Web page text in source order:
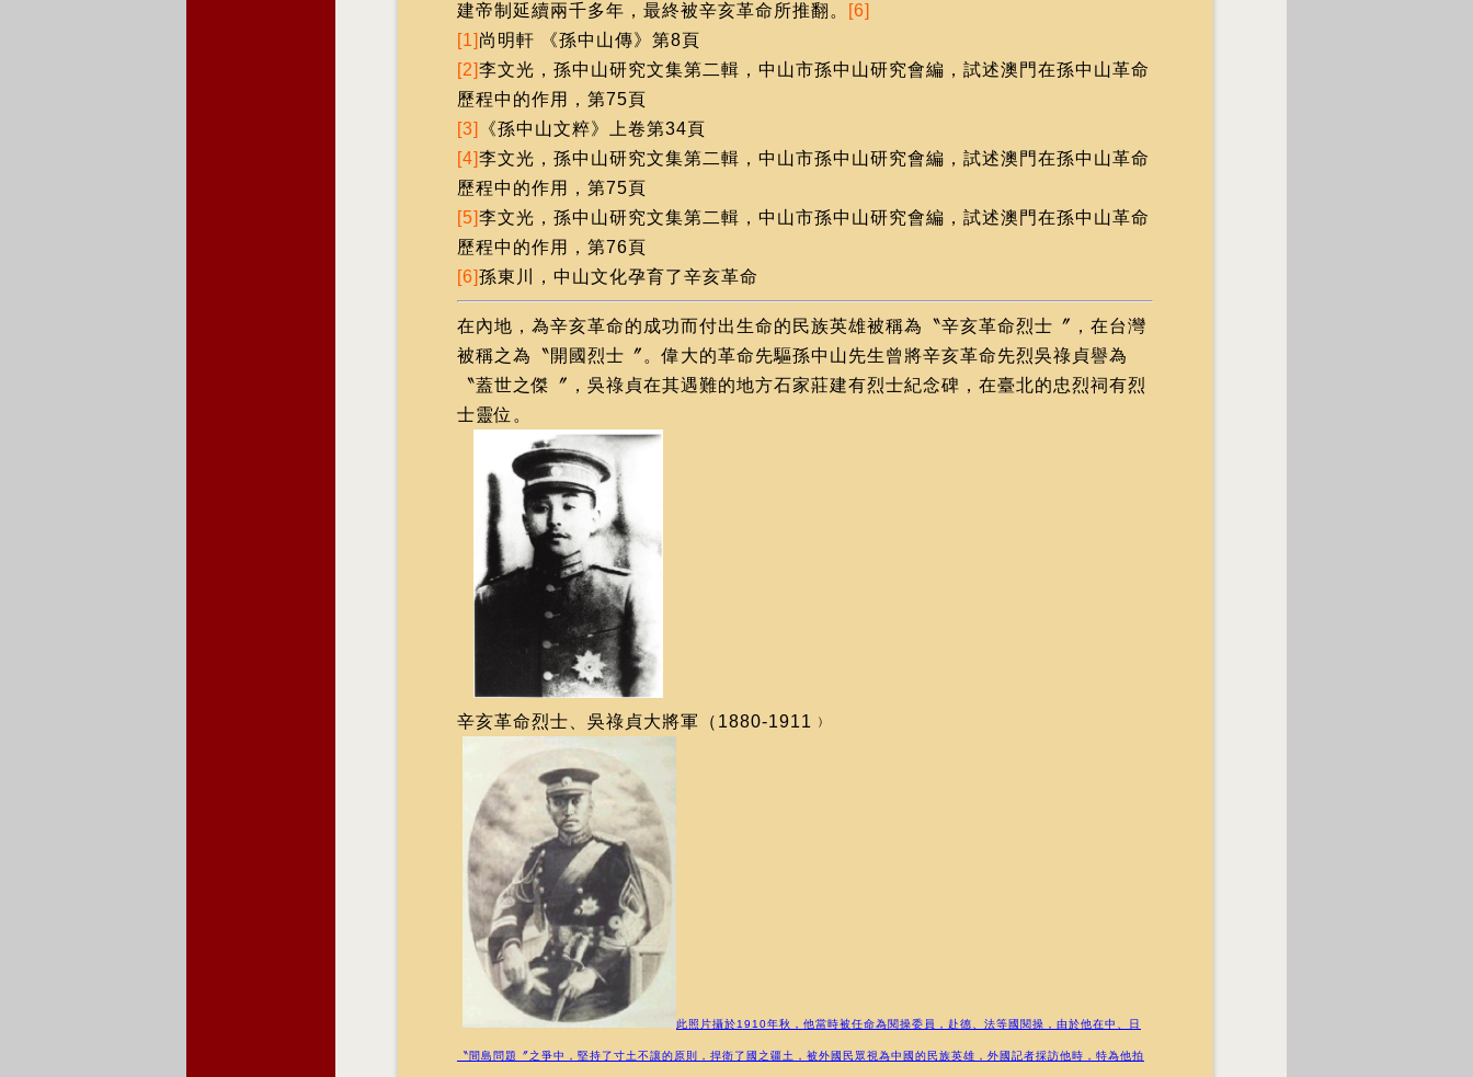
建帝制延續兩千多年，最終被辛亥革命所推翻。
[6]
[1] 尚明軒 《孫中山傳》第8頁
[2]李文光，孫中山研究文集第二輯，中山市孫中山研究會編，試述澳門在孫中山革命
歷程中的作用，第75頁
[3]
《孫中山文粹》上卷第34頁
[4]李文光，孫中山研究文集第二輯，中山市孫中山研究會編，試述澳門在孫中山革命
歷程中的作用，第75頁
[5]李文光，孫中山研究文集第二輯，中山市孫中山研究會編，試述澳門在孫中山革命
歷程中的作用，第76頁
[6]孫東川，中山文化孕育了辛亥革命
在內地，為辛亥革命的成功而付出生命的民族英雄被稱為〝辛亥革命烈士〞，在台灣
被稱之為〝開國烈士〞。偉大的革命先驅孫中山先生曾將辛亥革命先烈吳祿貞譽為
〝蓋世之傑〞，吳祿貞在其遇難的地方石家莊建有烈士紀念碑，在臺北的忠烈祠有烈
士靈位。
辛亥革命烈士、吳祿貞大將軍（1880-1911﹚
此照片攝於1910年秋，他當時被任命為閱操委員，赴德、法等國閱操，由於他在中、日
〝間島問題〞之爭中，堅持了寸土不讓的原則，捍衛了國之疆土，被外國民眾視為中國的民族英雄，外國記者採訪他時，特為他拍